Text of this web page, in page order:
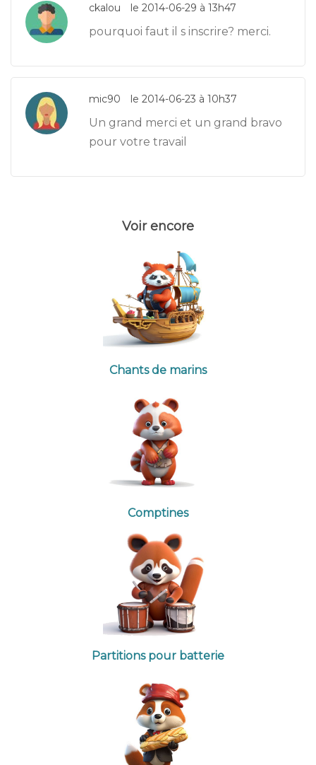
ckalou le 2014-06-29 à 13h47
pourquoi faut il s inscrire? merci.
mic90 le 2014-06-23 à 10h37
Un grand merci et un grand bravo
pour votre travail
Voir encore
Chants de marins
Comptines
Partitions pour batterie